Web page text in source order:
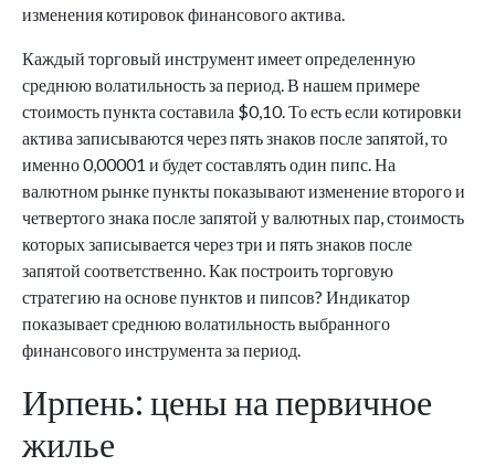
изменения котировок финансового актива.
Каждый торговый инструмент имеет определенную
среднюю волатильность за период. В нашем примере
стоимость пункта составила $0,10. То есть если котировки
актива записываются через пять знаков после запятой, то
именно 0,00001 и будет составлять один пипс. На
валютном рынке пункты показывают изменение второго и
четвертого знака после запятой у валютных пар, стоимость
которых записывается через три и пять знаков после
запятой соответственно. Как построить торговую
стратегию на основе пунктов и пипсов? Индикатор
показывает среднюю волатильность выбранного
финансового инструмента за период.
Ирпень: цены на первичное
жилье